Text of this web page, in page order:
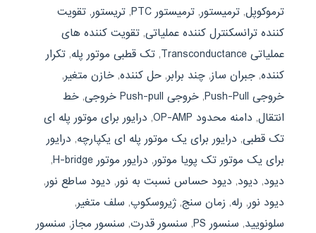
ترموکوپل, ترمیستور, ترمیستور PTC , تریستور, تقویت
کننده ترانسکنترل کننده عملیاتی, تقویت کننده های
عملیاتی Transconductance
, تک قطبی موتور پله, تکرار
کننده, جبران ساز, چند برابر, حل کننده, خازن متغیر,
خروجی Push-Pull
, خروجی Push-pull خروجی , خط
انتقال, دامنه محدود OP-AMP , درایور برای موتور پله ای
تک قطبی, درایور برای یک موتور پله ای یکپارچه, درایور
برای یک موتور تک پویا موتور, درایور موتور H-bridge
,
ديود, دیود, دیود حساس نسبت به نور, دیود ساطع نور,
دیود نور, رله, زمان سنج, ژیروسکوپ, سلف متغیر,
سلونویید, سنسور PS , سنسور قدرت, سنسور مجاز, سنسور